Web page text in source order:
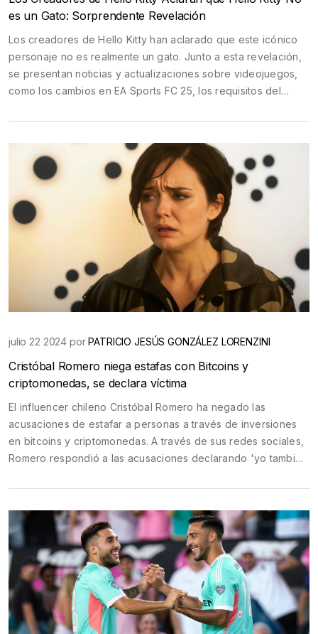
es un Gato: Sorprendente Revelación
Los creadores de Hello Kitty han aclarado que este icónico
personaje no es realmente un gato. Junto a esta revelación,
se presentan noticias y actualizaciones sobre videojuegos,
como los cambios en EA Sports FC 25, los requisitos del
Plus para julio de 2024, entre otras novedades.
julio 22 2024 porPATRICIO JESÚS GONZÁLEZ LORENZINI
Cristóbal Romero niega estafas con Bitcoins y
criptomonedas, se declara víctima
El influencer chileno Cristóbal Romero ha negado las
acusaciones de estafar a personas a través de inversiones
en bitcoins y criptomonedas. A través de sus redes sociales,
Romero respondió a las acusaciones declarando 'yo también
involucran una suma de 200 millones de pesos y afectan a
40 personas.